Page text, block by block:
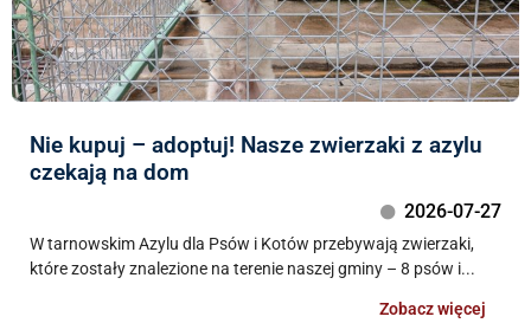
Nie kupuj – adoptuj! Nasze zwierzaki z azylu
czekają na dom
2026-07-27
W tarnowskim Azylu dla Psów i Kotów przebywają zwierzaki,
które zostały znalezione na terenie naszej gminy – 8 psów i...
Zobacz więcej